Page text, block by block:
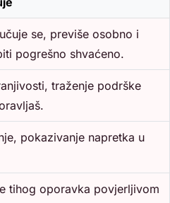
se, previše osobno i
pogrešno shvaćeno.
traženje podrške
pokazivanje napretka u
tihog oporavka povjerljivom